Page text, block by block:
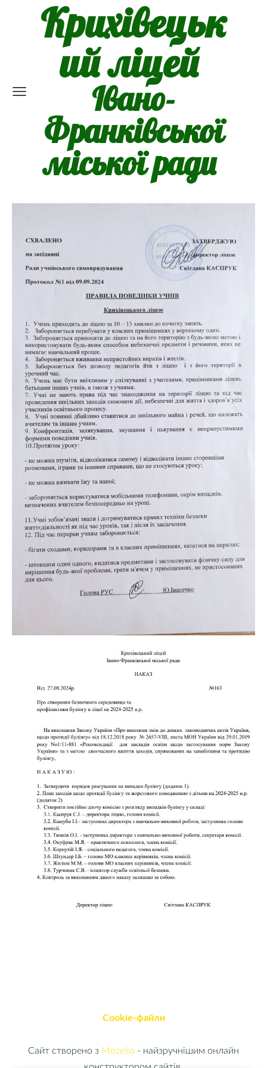
Крихівецьк
ий ліцей
Івано-
Франківської
міської ради
Cookie-файли
Сайт створено з Mozello - найзручнішим онлайн